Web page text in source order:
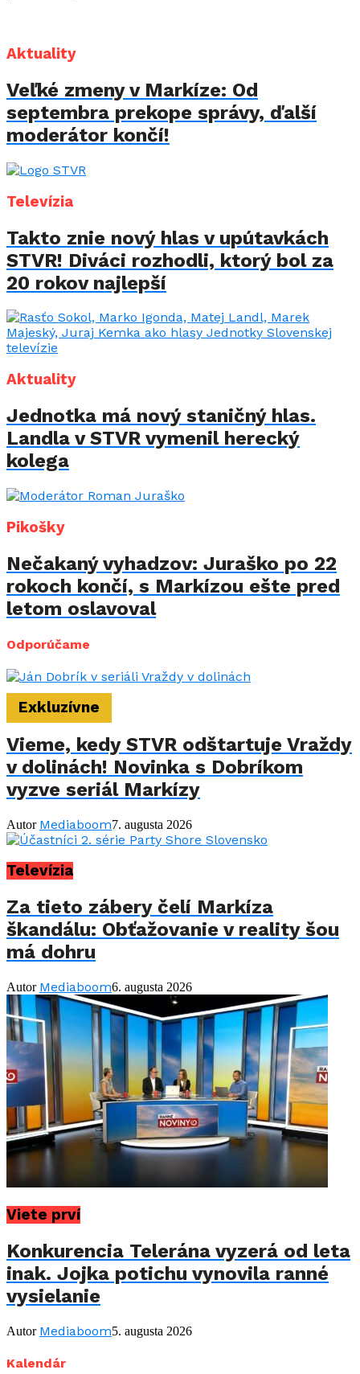
Aktuality
Veľké zmeny v Markíze: Od
septembra prekope správy, ďalší
moderátor končí!
Televízia
Takto znie nový hlas v upútavkách
STVR! Diváci rozhodli, ktorý bol za
20 rokov najlepší
Aktuality
Jednotka má nový staničný hlas.
Landla v STVR vymenil herecký
kolega
Pikošky
Nečakaný vyhadzov: Juraško po 22
rokoch končí, s Markízou ešte pred
letom oslavoval
Odporúčame
Exkluzívne
Vieme, kedy STVR odštartuje Vraždy
v dolinách! Novinka s Dobríkom
vyzve seriál Markízy
Autor Mediaboom7. augusta 2026
Televízia
Za tieto zábery čelí Markíza
škandálu: Obťažovanie v reality šou
má dohru
Autor Mediaboom6. augusta 2026
Viete prví
Konkurencia Telerána vyzerá od leta
inak. Jojka potichu vynovila ranné
vysielanie
Autor Mediaboom5. augusta 2026
Kalendár